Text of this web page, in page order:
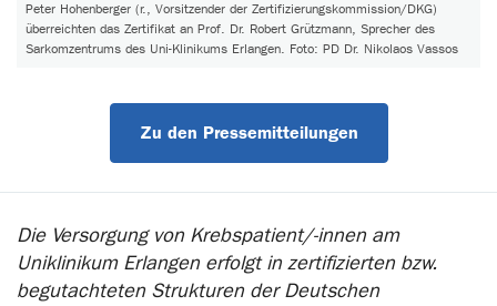
Peter Hohenberger (r., Vorsitzender der Zertifizierungskommission/DKG)
überreichten das Zertifikat an Prof. Dr. Robert Grützmann, Sprecher des
Sarkomzentrums des Uni-Klinikums Erlangen. Foto: PD Dr. Nikolaos Vassos
Zu den Pressemitteilungen
Die Versorgung von Krebspatient/-innen am
Uniklinikum Erlangen erfolgt in zertifizierten bzw.
begutachteten Strukturen der Deutschen